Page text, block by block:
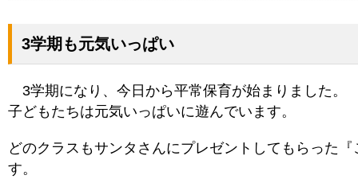
3学期も元気いっぱい
3学期になり、今日から平常保育が始まりました。
子どもたちは元気いっぱいに遊んでいます。
どのクラスもサンタさんにプレゼントしてもらった
す。